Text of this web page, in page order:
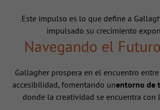
Este impulso es lo que define a
impulsado su crecimiento
Navegando el
Gallagher prospera en el encuentro
accesibilidad, fomentando unentorno de
donde la creatividad se encuentra con